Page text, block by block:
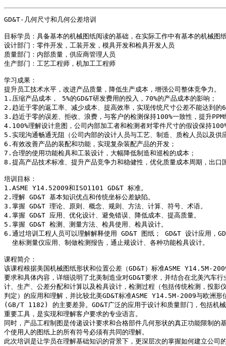
GD&T-几何尺寸和几何公差培训
目标学员：具备基本的机械图纸阅读的基础，在实际工作中有基本的机械图
设计部门：零件开发，工装开发，模具开发和检具开发人员
质量部门：内部质量，供应商管理人员
生产部门：工艺工程师，机加工工程师
学习成果：
提升员工技术水平，改进产品质量，降低生产成本，增强公司整体竞争力。
1.压缩产品成本， 5%的GD&T研发费用的投入，70%的产品成本的影响；
2.趋近于零的返工率、减少成本、提高效率，实现传统尺寸公差不能达到
3.趋近于零的误差、拒收、浪费，与客户的检测保持100%一致性，提升PPM
4.100%理解设计意图，公司内部加工者和检测者对零件尺寸的假设保持
5.实现沟通畅通无阻（公司内部的设计人员与工艺、制造、质检人员以及供
6.有效改善产品的装配和功能，实现复杂装配产品的开发；
7.合理的使用功能检具和工装设计，大幅降低制造和巡检的成本；
8.提高产品技术标准、提升产品竞争力和稳健性，优化质量成本周期，出口
培训目标：
1.ASME Y14.52009和ISO1101 GD&T 标准。
2.理解 GD&T 基本知识优点和传统坐标公差缺陷。
3.掌握 GD&T 理论、原则、概念、规则、方法、计算、符号、术语。
4.掌握 GD&T 应用、优化设计、避免错误、降低成本、提高质量。
5.掌握 GD&T 检测、测量方法、检具使用、检具设计。
6.通过培训工程人员可以理解解释使用 GD&T 图纸； GD&T 设计应用，
  坐标测量仪应用、制做检测报告，通止规设计、各种功能检具设计。
课程简介：
该课程根据美国机械图纸形状和位置公差（GD&T）标准ASME Y14.5M-
要求和具体内容，详细说明了北美制造业对GD&T要求，并结合在北美汽车
计、生产、公差分配和计算以及检具设计，检测过程（包括传统检测，投影
判定）的应用和理解，并比较北美GD&T标准ASME Y14.5M-2009与欧洲
(GB/T 1182) 的主要差异。GD&T广泛的应用于设计和质量部门，包括机
重要工具，是实现和理解客户要求的专业语言。
同时，产品工程制图是传递设计要求和合格部件几何形状的真正功能限制的
个使用人的图纸上的所有符号必须有共同的理解。
此次培训是让学员在理解基础知识的背景下，更深层次的掌握如何建立公司